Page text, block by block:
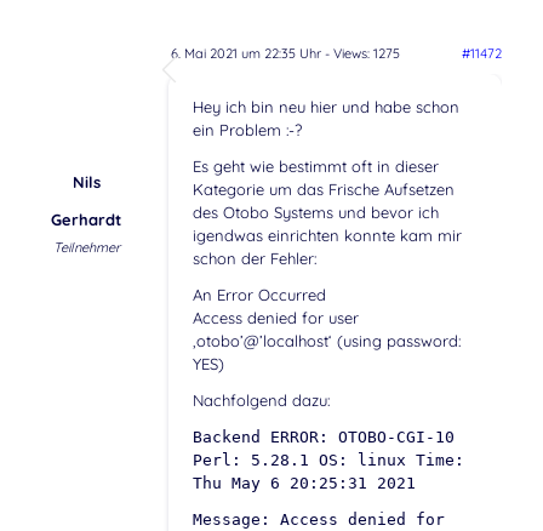
6. Mai 2021 um 22:35 Uhr- Views: 1275 #11472
Nils
Gerhardt
Teilnehmer
Hey ich bin neu hier und habe schon
ein Problem :-?
Es geht wie bestimmt oft in dieser
Kategorie um das Frische Aufsetzen
des Otobo Systems und bevor ich
igendwas einrichten konnte kam mir
schon der Fehler:
An Error Occurred
Access denied for user
‚otobo’@’localhost‘ (using password:
YES)
Nachfolgend dazu:
Backend ERROR: OTOBO-CGI-10
Perl: 5.28.1 OS: linux Time:
Thu May 6 20:25:31 2021
Message: Access denied for